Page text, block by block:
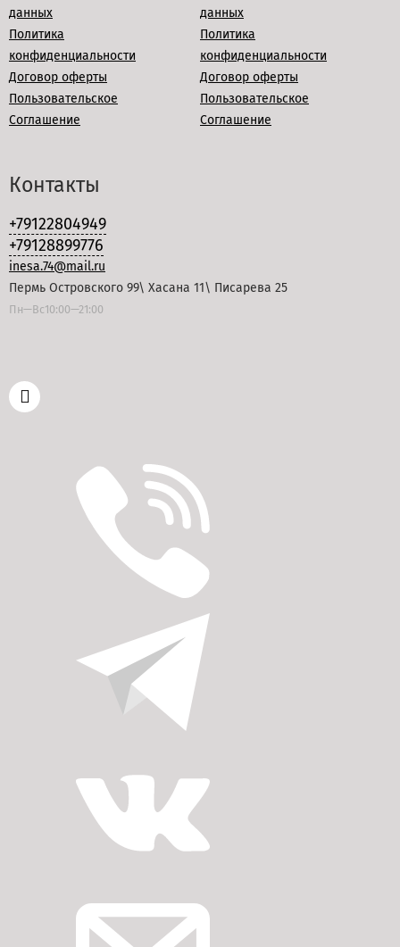
данных
Политика
конфиденциальности
Договор оферты
Пользовательское
Соглашение
данных
Политика
конфиденциальности
Договор оферты
Пользовательское
Соглашение
Контакты
+79122804949
+79128899776
inesa.74@mail.ru
Пермь Островского 99\ Хасана 11\ Писарева 25
Пн—Вс10:00—21:00